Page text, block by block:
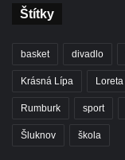
Štítky
basket divadlo
Krásná Lípa Loreta
Rumburk sport
Šluknov škola